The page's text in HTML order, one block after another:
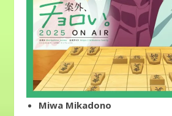
Miwa Mikadono